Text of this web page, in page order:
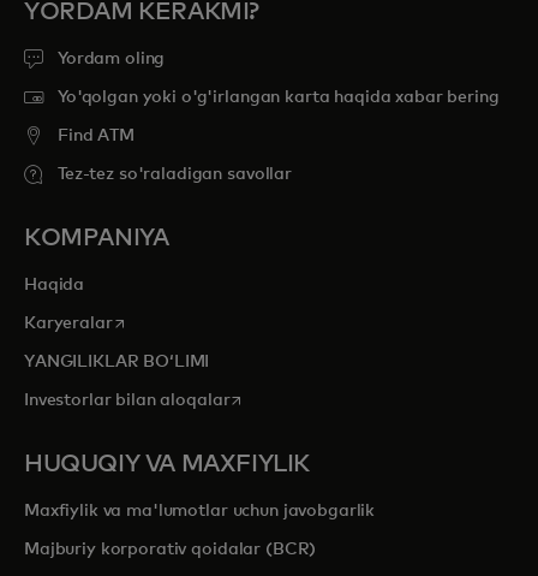
YORDAM KERAKMI?
Yordam oling
Yo'qolgan yoki o'g'irlangan karta haqida xabar bering
Find ATM
Tez-tez so'raladigan savollar
KOMPANIYA
Haqida
Karyeralaropens in a new tab
YANGILIKLAR BOʻLIMI
Investorlar bilan aloqalaropens in a new tab
HUQUQIY VA MAXFIYLIK
Maxfiylik va ma'lumotlar uchun javobgarlik
Majburiy korporativ qoidalar (BCR)